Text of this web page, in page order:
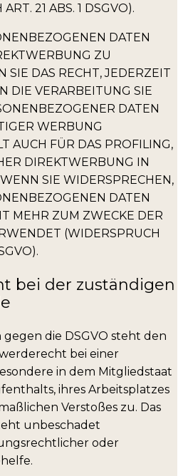
21 ABS. 1 DSGVO).
DATEN
ZU
SIE DAS RECHT, JEDERZEIT
DIE VERARBEITUNG SIE
DATEN
WERBUNG
AUCH FÜR DAS PROFILING,
DIREKTWERBUNG IN
SIE WIDERSPRECHEN,
DATEN
MEHR ZUM ZWECKE DER
(WIDERSPRUCH
bei der zuständigen
gegen die DSGVO steht den
bei einer
in dem Mitgliedstaat
ihres Arbeitsplatzes
Verstoßes zu. Das
unbeschadet
oder